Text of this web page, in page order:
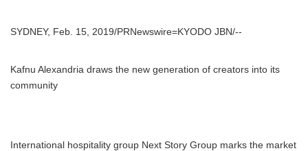
SYDNEY, Feb. 15, 2019/PRNewswire=KYODO JBN/--
Kafnu Alexandria draws the new generation of creators into its
community
International hospitality group Next Story Group marks the market